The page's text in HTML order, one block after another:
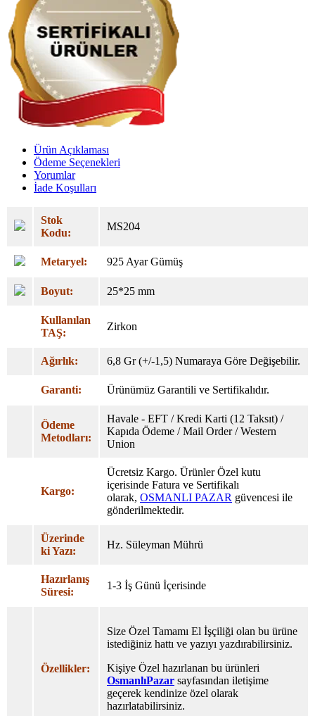
Ürün Açıklaması
Ödeme Seçenekleri
Yorumlar
İade Koşulları
Stok
Kodu:
MS204
Metaryel: 925 Ayar Gümüş
Boyut: 25*25 mm
Kullanılan
TAŞ:
Zirkon
Ağırlık: 6,8 Gr (+/-1,5) Numaraya Göre Değişebilir.
Garanti: Ürünümüz Garantili ve Sertifikalıdır.
Ödeme
Metodları:
Havale - EFT / Kredi Karti (12 Taksıt) /
Kapıda Ödeme / Mail Order / Western
Union
Kargo:
Ücretsiz Kargo. Ürünler Özel kutu
içerisinde Fatura ve Sertifikalı
olarak, OSMANLI PAZAR güvencesi ile
gönderilmektedir.
Üzerinde
ki Yazı:
Hz. Süleyman Mührü
Hazırlanış
Süresi:
1-3 İş Günü İçerisinde
Özellikler:
Size Özel Tamamı El İşçiliği olan bu ürüne
istediğiniz hattı ve yazıyı yazdırabilirsiniz.
Kişiye Özel hazırlanan bu ürünleri
OsmanlıPazar sayfasından iletişime
geçerek kendinize özel olarak
hazırlatabilirsiniz.